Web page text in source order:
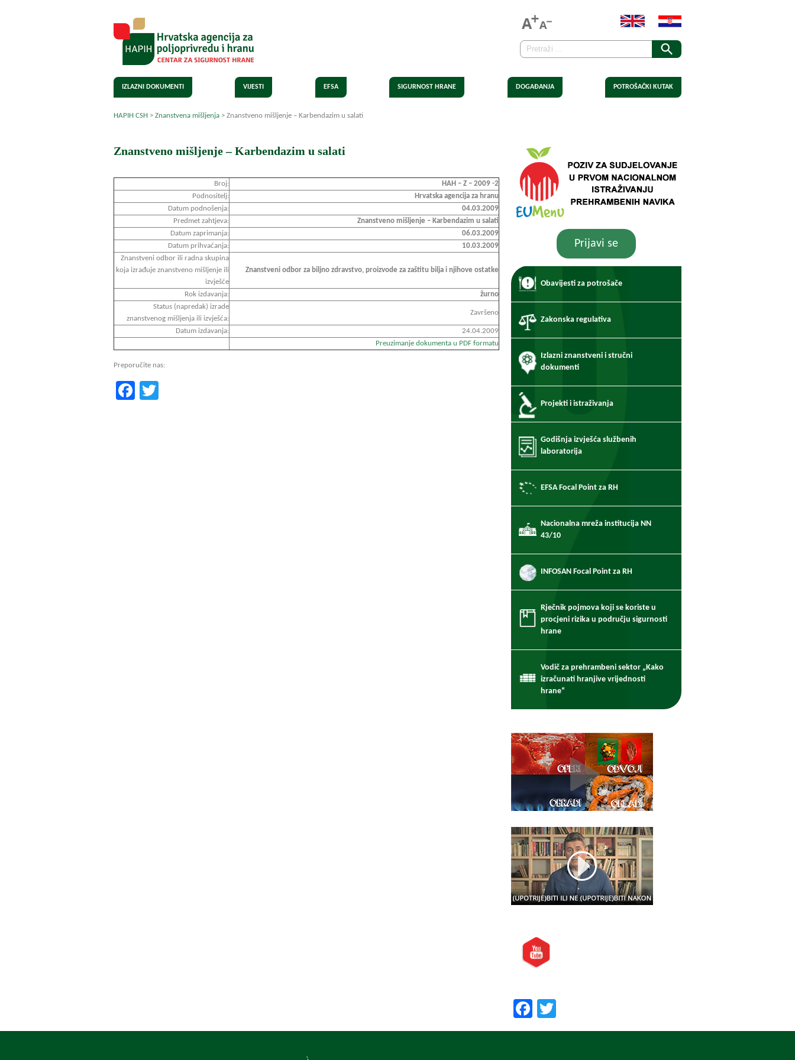
IZLAZNI DOKUMENTI VIJESTI EFSA SIGURNOST HRANE DOGAĐANJA POTROŠAČKI KUTAK
HAPIH CSH > Znanstvena mišljenja > Znanstveno mišljenje – Karbendazim u salati
Znanstveno mišljenje – Karbendazim u salati
Broj:
HAH – Z – 2009 -2
Podnositelj:
Hrvatska agencija za hranu
Datum podnošenja:
04.03.2009
Predmet zahtjeva:
Znanstveno mišljenje – Karbendazim u salati
Datum zaprimanja:
06.03.2009
Datum prihvaćanja:
10.03.2009
Znanstveni odbor ili radna skupina
koja izrađuje znanstveno mišljenje ili
izvješće
Znanstveni odbor za biljno zdravstvo, proizvode za zaštitu bilja i njihove ostatke
Rok izdavanja:
žurno
Status (napredak) izrade
znanstvenog mišljenja ili izvješća:
Završeno
Datum izdavanja:
24.04.2009
Preuzimanje dokumenta u PDF formatu
Preporučite nas:
Facebook
Prijavi se
Obavijesti za potrošače
Zakonska regulativa
Izlazni znanstveni i stručni
dokumenti
Projekti i istraživanja
Godišnja izvješća službenih
laboratorija
EFSA Focal Point za RH
Nacionalna mreža institucija NN
43/10
INFOSAN Focal Point za RH
Rječnik pojmova koji se koriste u
procjeni rizika u području sigurnosti
hrane
Vodič za prehrambeni sektor „Kako
izračunati hranjive vrijednosti
hrane“
Facebook